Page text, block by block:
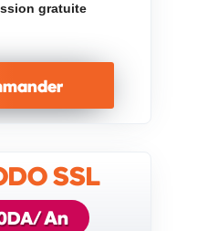
gratuite
SSL
/ An